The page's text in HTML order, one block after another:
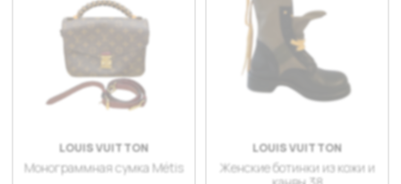
LOUIS VUITTON
Монограммная сумка Métis
LOUIS VUITTON
Женские ботинки из кожи и